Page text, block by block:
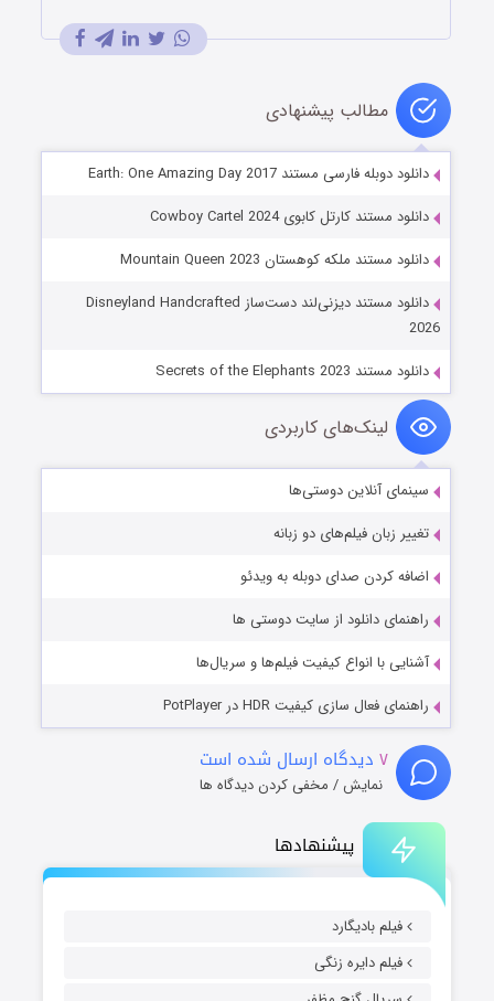
پیشنهادها
فیلم بادیگارد
فیلم دایره زنگی
مطالب پیشنهادی
دانلود دوبله فارسی مستند Earth: One Amazing Day 2017
دانلود مستند کارتل کابوی Cowboy Cartel 2024
دانلود مستند ملکه کوهستان Mountain Queen 2023
دانلود مستند دیزنی‌لند دست‌ساز Disneyland Handcrafted
2026
دانلود مستند Secrets of the Elephants 2023
لینک‌های کاربردی
سینمای آنلاین دوستی‌ها
تغییر زبان فیلم‌های دو زبانه
اضافه کردن صدای دوبله به ویدئو
راهنمای دانلود از سایت دوستی ها
آشنایی با انواع کیفیت فیلم‌ها و سریال‌ها
راهنمای فعال سازی کیفیت HDR در PotPlayer
۷ دیدگاه ارسال شده است
نمایش / مخفی کردن دیدگاه ها